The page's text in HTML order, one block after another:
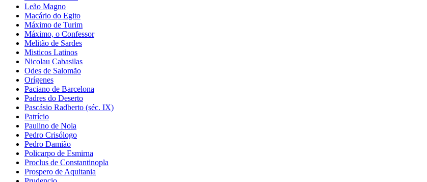
Leão Magno
Macário do Egito
Máximo de Turim
Máximo, o Confessor
Melitão de Sardes
Misticos Latinos
Nicolau Cabasilas
Odes de Salomão
Orígenes
Paciano de Barcelona
Padres do Deserto
Pascásio Radberto (séc. IX)
Patrício
Paulino de Nola
Pedro Crisólogo
Pedro Damião
Policarpo de Esmirna
Proclus de Constantinopla
Prospero de Aquitania